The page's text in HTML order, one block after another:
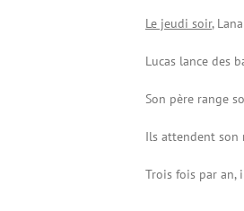
Le jeudi soir,
Lucas lance des
Son père range
Ils attendent son
Trois fois par an,